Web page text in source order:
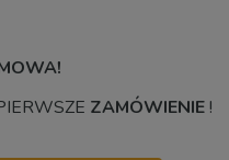
ZAMÓWIENIE!